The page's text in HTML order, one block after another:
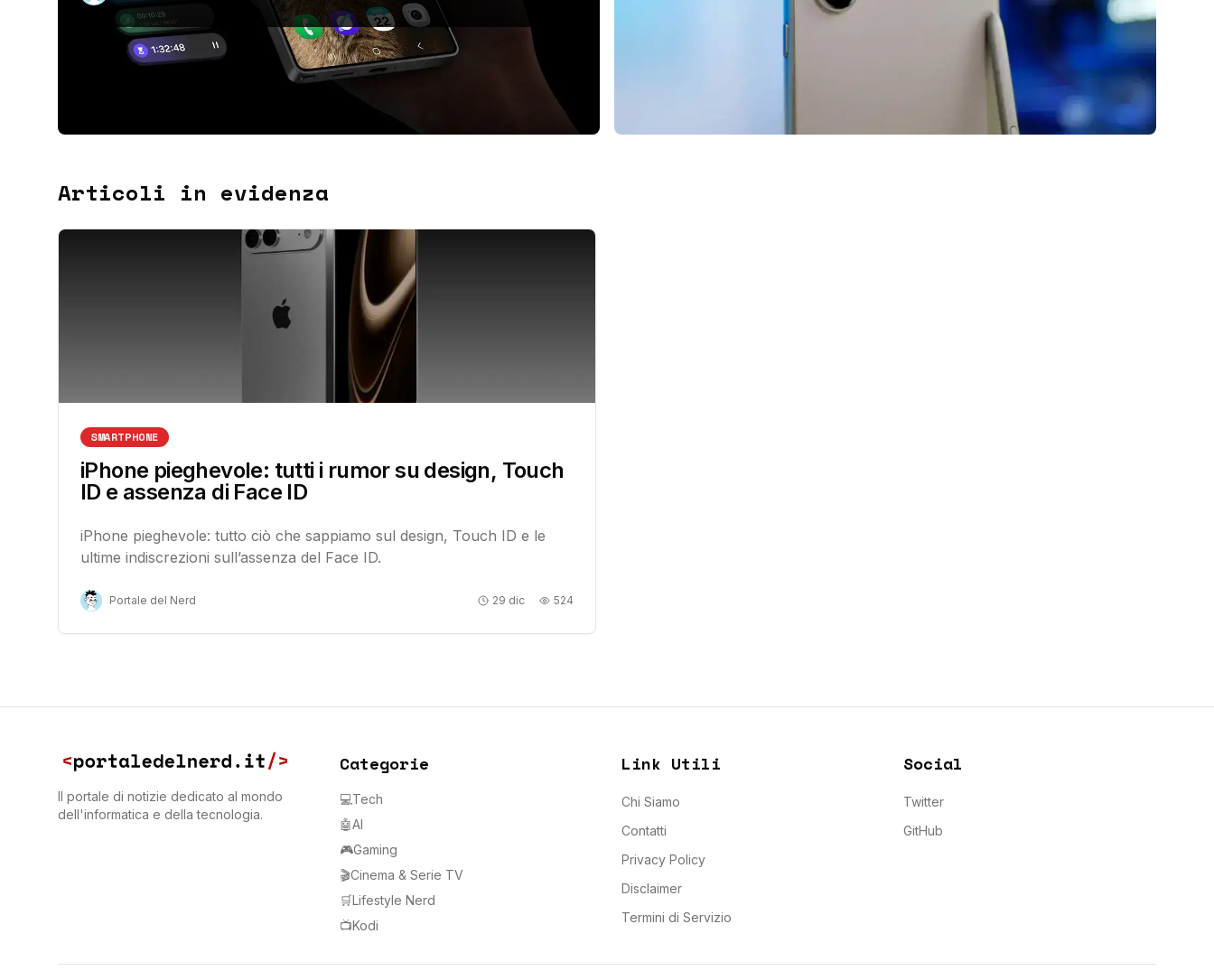
Articoli in evidenza
SMARTPHONE
iPhone pieghevole: tutti i rumor su design, Touch
ID e assenza di Face ID
iPhone pieghevole: tutto ciò che sappiamo sul design, Touch ID e le
ultime indiscrezioni sull’assenza del Face ID.
Portale del Nerd 29 dic 524
Il portale di notizie dedicato al mondo
dell'informatica e della tecnologia.
Categorie
💻Tech
🤖AI
🎮Gaming
🎬Cinema & Serie TV
🛒Lifestyle Nerd
📺Kodi
Link Utili
Chi Siamo
Contatti
Privacy Policy
Disclaimer
Termini di Servizio
Social
Twitter
GitHub